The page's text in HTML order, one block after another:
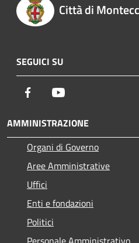
Città di
SEGUICI SU
Facebook
AMMINISTRAZIONE
Organi di Governo
Aree Amministrative
Uffici
Enti e fondazioni
Politici